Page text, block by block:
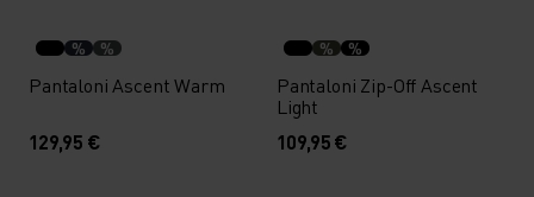
% %
Pantaloni Ascent Warm
129,95 €
% %
Pantaloni Zip-Off Ascent
Light
109,95 €